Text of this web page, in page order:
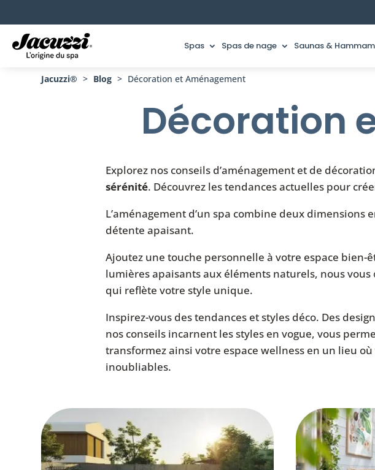
Spas Spas de nage Saunas &
Jacuzzi® > Blog > Décoration et Aménagement
Décoration
Explorez nos conseils d’aménagement et de
sérénité. Découvrez les tendances actuelles pour
L’aménagement d’un spa combine deux
détente apaisant.
Ajoutez une touche personnelle à votre espace bien-
lumières apaisants aux éléments naturels, nous
qui reflète votre style unique.
Inspirez-vous des tendances et styles déco. Des
nos conseils incarnent les styles en vogue, vous
transformez ainsi votre espace wellness en un lieu
inoubliables.